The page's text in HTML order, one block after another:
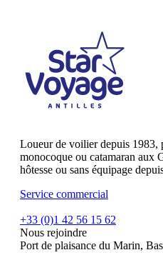
Loueur de voilier depuis 1983,
monocoque ou catamaran aux
hôtesse ou sans équipage
Service commercial
+33 (0)1 42 56 15 62
Nous rejoindre
Port de plaisance du Marin,